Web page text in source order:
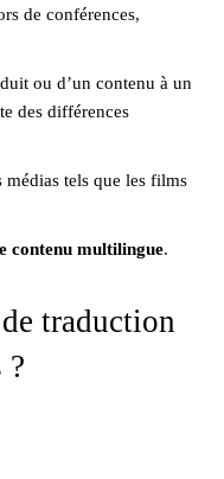
de conférences,
ou d’un contenu à un
des différences
médias tels que les films
contenu multilingue.
traduction
?